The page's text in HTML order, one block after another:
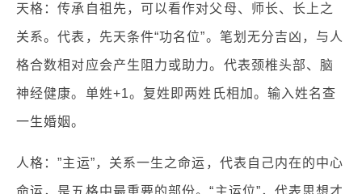
天格：传承自祖先，可以看作对父母、师长、长上之
关系。代表，先天条件“功名位”。笔划无分吉凶，与人
格合数相对应会产生阻力或助力。代表颈椎头部、脑
神经健康。单姓+1。复姓即两姓氏相加。输入姓名查
一生婚姻。
人格：”主运”，关系一生之命运，代表自己内在的中心
命运，是五格中最重要的部份。“主运位”，代表思想才